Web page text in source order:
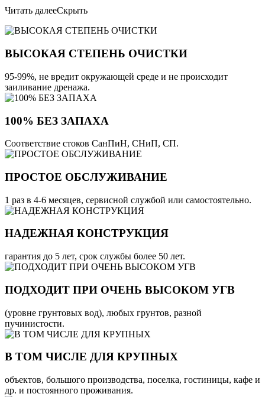
Читать далееСкрыть
ВЫСОКАЯ СТЕПЕНЬ ОЧИСТКИ
95-99%, не вредит окружающей среде и не происходит
заиливание дренажа.
100% БЕЗ ЗАПАХА
Соответствие стоков СанПиН, СНиП, СП.
ПРОСТОЕ ОБСЛУЖИВАНИЕ
1 раз в 4-6 месяцев, сервисной службой или самостоятельно.
НАДЕЖНАЯ КОНСТРУКЦИЯ
гарантия до 5 лет, срок службы более 50 лет.
ПОДХОДИТ ПРИ ОЧЕНЬ ВЫСОКОМ УГВ
(уровне грунтовых вод), любых грунтов, разной
пучинистости.
В ТОМ ЧИСЛЕ ДЛЯ КРУПНЫХ
объектов, большого производства, поселка, гостиницы, кафе и
др. и постоянного проживания.